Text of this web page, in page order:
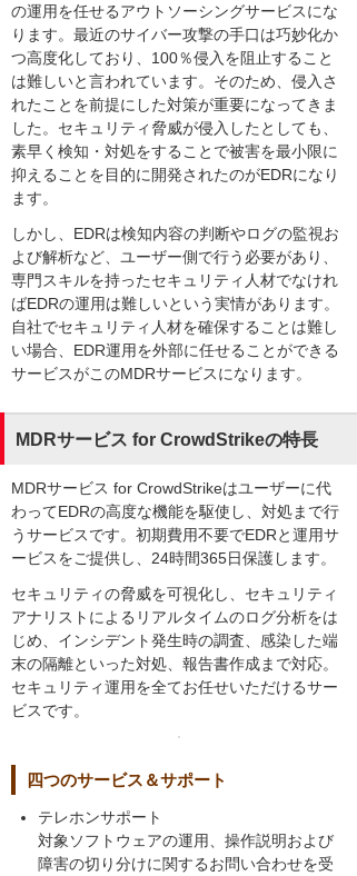
の運用を任せるアウトソーシングサービスにな
ります。最近のサイバー攻撃の手口は巧妙化か
つ高度化しており、100％侵入を阻止すること
は難しいと言われています。そのため、侵入さ
れたことを前提にした対策が重要になってきま
した。セキュリティ脅威が侵入したとしても、
素早く検知・対処をすることで被害を最小限に
抑えることを目的に開発されたのがEDRになり
ます。
しかし、EDRは検知内容の判断やログの監視お
よび解析など、ユーザー側で行う必要があり、
専門スキルを持ったセキュリティ人材でなけれ
ばEDRの運用は難しいという実情があります。
自社でセキュリティ人材を確保することは難し
い場合、EDR運用を外部に任せることができる
サービスがこのMDRサービスになります。
MDRサービス for CrowdStrikeの特長
MDRサービス for CrowdStrikeはユーザーに代
わってEDRの高度な機能を駆使し、対処まで行
うサービスです。初期費用不要でEDRと運用サ
ービスをご提供し、24時間365日保護します。
セキュリティの脅威を可視化し、セキュリティ
アナリストによるリアルタイムのログ分析をは
じめ、インシデント発生時の調査、感染した端
末の隔離といった対処、報告書作成まで対応。
セキュリティ運用を全てお任せいただけるサー
ビスです。
四つのサービス＆サポート
テレホンサポート
対象ソフトウェアの運用、操作説明および
障害の切り分けに関するお問い合わせを受